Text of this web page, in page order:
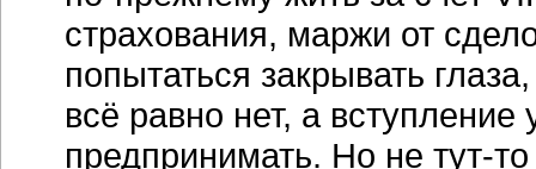
страхования, маржи от
попытаться закрывать
всё равно нет, а
предпринимать. Но не тут-то